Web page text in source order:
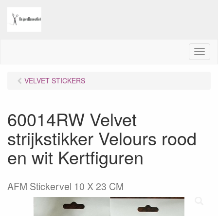
M
e
VELVET STICKERS
60014RW Velvet
strijkstikker Velours rood
en wit Kertfiguren
AFM Stickervel 10 X 23 CM